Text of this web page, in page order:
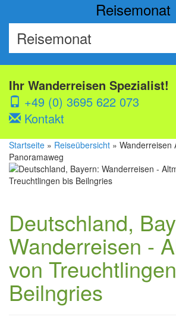
Reisemonat
Ihr Wanderreisen Spezialist!
+49 (0) 3695 622 073
Kontakt
Startseite » Reiseübersicht » Wanderreisen
Panoramaweg
Deutschland,
Wanderreisen -
von
Beilngries